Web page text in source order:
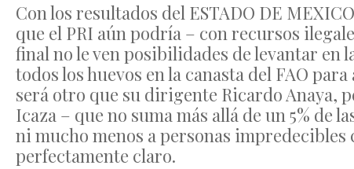
Con los resultados del ESTADO DE
que el PRI aún podría – con recursos
final no le ven posibilidades de levantar en
todos los huevos en la canasta del FAO
será otro que su dirigente Ricardo Anaya,
Icaza – que no suma más allá de un 5% de
ni mucho menos a personas
perfectamente claro.